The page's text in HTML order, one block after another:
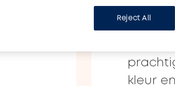
nieuwe
natuur
kleur
Reject All